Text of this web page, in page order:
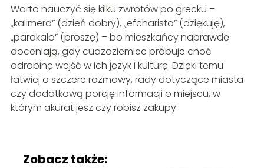
Warto nauczyć się kilku zwrotów po grecku –
„kalimera” (dzień dobry), „efcharisto” (dziękuję),
„parakalo” (proszę) – bo mieszkańcy naprawdę
doceniają, gdy cudzoziemiec próbuje choć
odrobinę wejść w ich język i kulturę. Dzięki temu
łatwiej o szczere rozmowy, rady dotyczące miasta
czy dodatkową porcję informacji o miejscu, w
którym akurat jesz czy robisz zakupy.
Zobacz także: